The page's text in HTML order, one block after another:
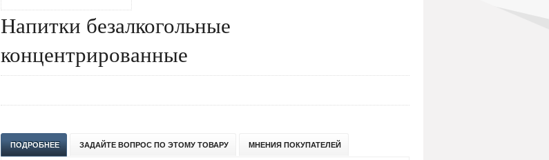
Напитки безалкогольные
концентрированные
ПОДРОБНЕЕ ЗАДАЙТЕ ВОПРОС ПО ЭТОМУ ТОВАРУ МНЕНИЯ ПОКУПАТЕЛЕЙ